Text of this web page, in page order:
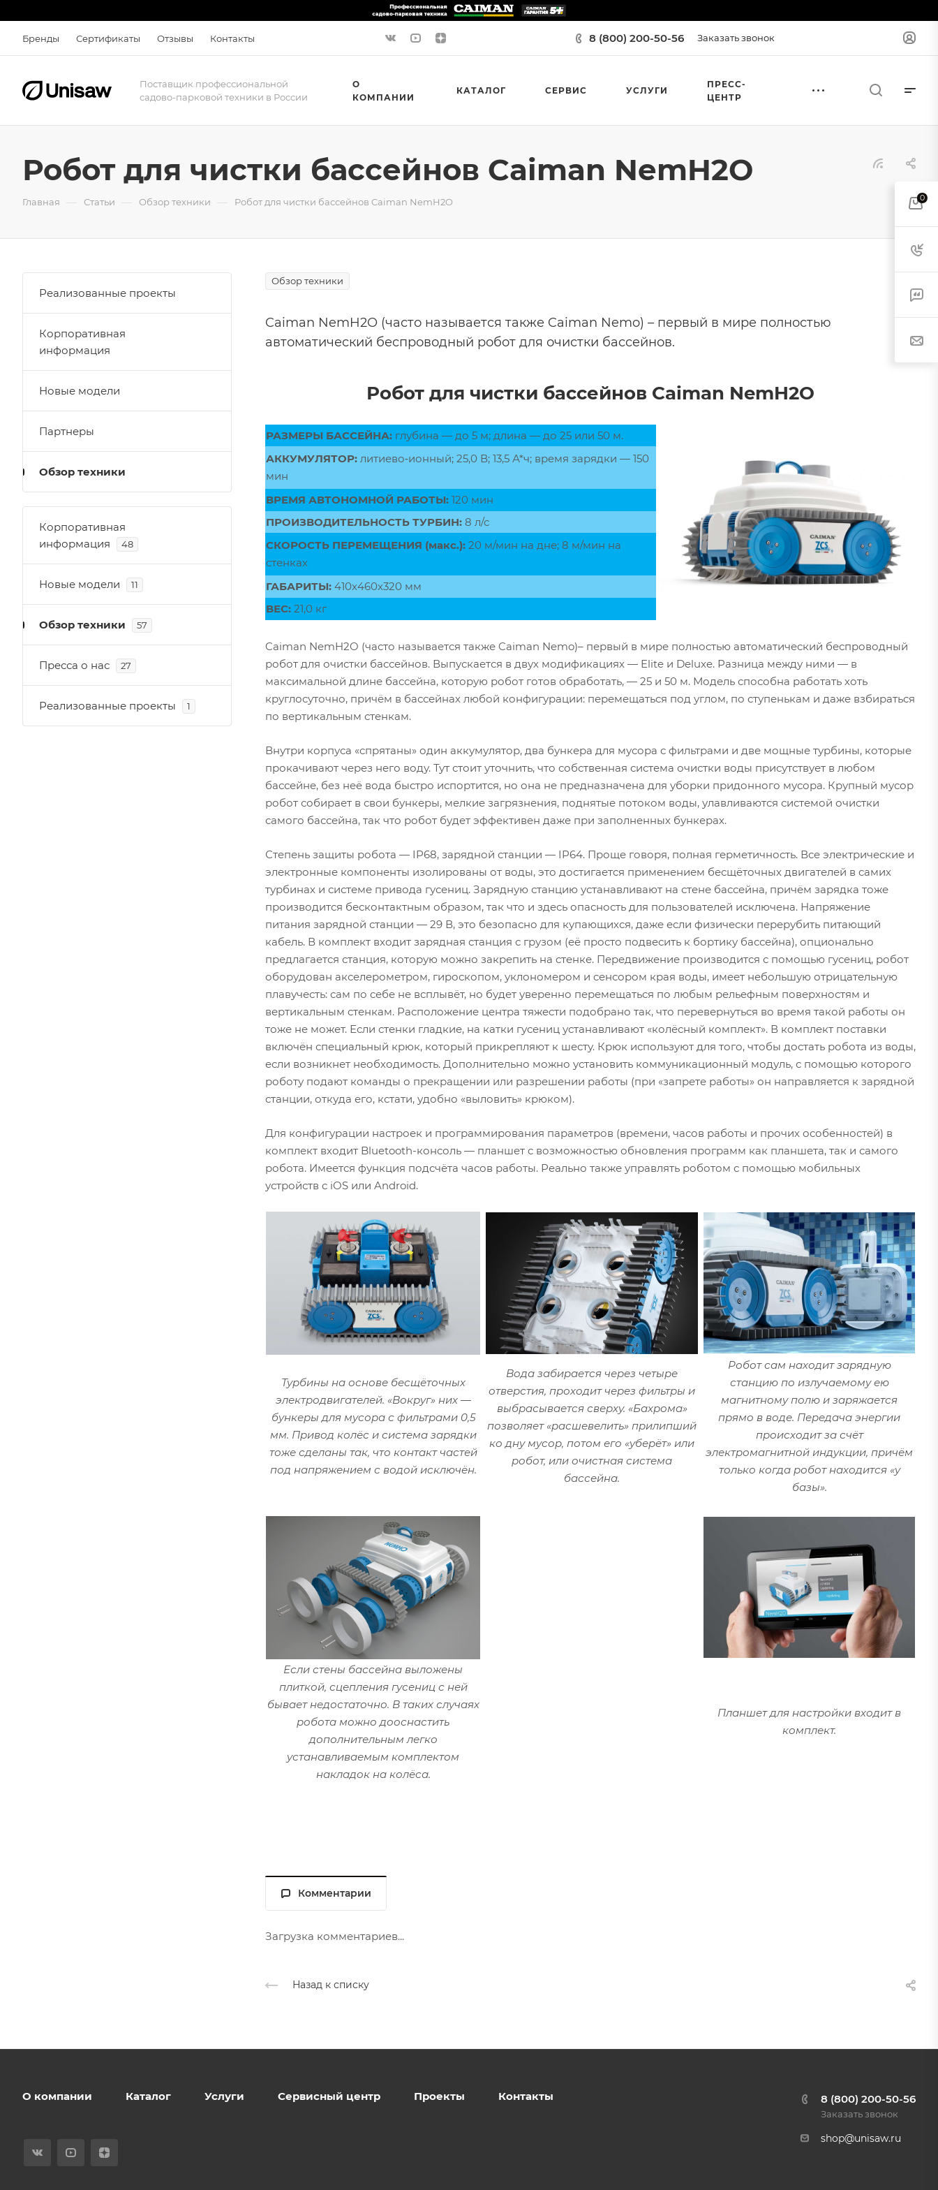
Бренды Сертификаты Отзывы Контакты 8 (800) 200-50-56 Заказать звонок
Поставщик профессиональной
садово-парковой техники в России
О
КОМПАНИИ
КАТАЛОГ СЕРВИС УСЛУГИ
ПРЕСС-
ЦЕНТР
Робот для чистки бассейнов Caiman NemH2O
Главная — Статьи — Обзор техники — Робот для чистки бассейнов Caiman NemH2O
Обзор техники
Caiman NemH2O (часто называется также Caiman Nemo) – первый в мире полностью
автоматический беспроводный робот для очистки бассейнов.
Робот для чистки бассейнов Caiman NemH2O
РАЗМЕРЫ БАССЕЙНА: глубина — до 5 м; длина — до 25 или 50 м.
АККУМУЛЯТОР: литиево‑ионный; 25,0 В; 13,5 А*ч; время зарядки — 150
мин
ВРЕМЯ АВТОНОМНОЙ РАБОТЫ: 120 мин
ПРОИЗВОДИТЕЛЬНОСТЬ ТУРБИН: 8 л/с
СКОРОСТЬ ПЕРЕМЕЩЕНИЯ (макс.): 20 м/мин на дне; 8 м/мин на
стенках
ГАБАРИТЫ: 410х460х320 мм
ВЕС: 21,0 кг
Caiman NemH2O (часто называется также Caiman Nemo)– первый в мире полностью автоматический беспроводный
робот для очистки бассейнов. Выпускается в двух модификациях — Elite и Deluxe. Разница между ними — в
максимальной длине бассейна, которую робот готов обработать, — 25 и 50 м. Модель способна работать хоть
круглосуточно, причём в бассейнах любой конфигурации: перемещаться под углом, по ступенькам и даже взбираться
по вертикальным стенкам.
Внутри корпуса «спрятаны» один аккумулятор, два бункера для мусора с фильтрами и две мощные турбины, которые
прокачивают через него воду. Тут стоит уточнить, что собственная система очистки воды присутствует в любом
бассейне, без неё вода быстро испортится, но она не предназначена для уборки придонного мусора. Крупный мусор
робот собирает в свои бункеры, мелкие загрязнения, поднятые потоком воды, улавливаются системой очистки
самого бассейна, так что робот будет эффективен даже при заполненных бункерах.
Степень защиты робота — IP68, зарядной станции — IP64. Проще говоря, полная герметичность. Все электрические и
электронные компоненты изолированы от воды, это достигается применением бесщёточных двигателей в самих
турбинах и системе привода гусениц. Зарядную станцию устанавливают на стене бассейна, причём зарядка тоже
производится бесконтактным образом, так что и здесь опасность для пользователей исключена. Напряжение
питания зарядной станции — 29 В, это безопасно для купающихся, даже если физически перерубить питающий
кабель. В комплект входит зарядная станция с грузом (её просто подвесить к бортику бассейна), опционально
предлагается станция, которую можно закрепить на стенке. Передвижение производится с помощью гусениц, робот
оборудован акселерометром, гироскопом, уклономером и сенсором края воды, имеет небольшую отрицательную
плавучесть: сам по себе не всплывёт, но будет уверенно перемещаться по любым рельефным поверхностям и
вертикальным стенкам. Расположение центра тяжести подобрано так, что перевернуться во время такой работы он
тоже не может. Если стенки гладкие, на катки гусениц устанавливают «колёсный комплект». В комплект поставки
включён специальный крюк, который прикрепляют к шесту. Крюк используют для того, чтобы достать робота из воды,
если возникнет необходимость. Дополнительно можно установить коммуникационный модуль, с помощью которого
роботу подают команды о прекращении или разрешении работы (при «запрете работы» он направляется к зарядной
станции, откуда его, кстати, удобно «выловить» крюком).
Для конфигурации настроек и программирования параметров (времени, часов работы и прочих особенностей) в
комплект входит Bluetooth-консоль — планшет с возможностью обновления программ как планшета, так и самого
робота. Имеется функция подсчёта часов работы. Реально также управлять роботом с помощью мобильных
устройств с iOS или Android.
Турбины на основе бесщёточных
электродвигателей. «Вокруг» них —
бункеры для мусора с фильтрами 0,5
мм. Привод колёс и система зарядки
тоже сделаны так, что контакт частей
под напряжением с водой исключён.
Вода забирается через четыре
отверстия, проходит через фильтры и
выбрасывается сверху. «Бахрома»
позволяет «расшевелить» прилипший
ко дну мусор, потом его «уберёт» или
робот, или очистная система
бассейна.
Робот сам находит зарядную
станцию по излучаемому ею
магнитному полю и заряжается
прямо в воде. Передача энергии
происходит за счёт
электромагнитной индукции, причём
только когда робот находится «у
базы».
Если стены бассейна выложены
плиткой, сцепления гусениц с ней
бывает недостаточно. В таких случаях
робота можно дооснастить
дополнительным легко
устанавливаемым комплектом
накладок на колёса.
Планшет для настройки входит в
комплект.
Комментарии
Загрузка комментариев...
Назад к списку
Реализованные проекты
Корпоративная
информация
Новые модели
Партнеры
Обзор техники
Корпоративная
информация
48
Новые модели 11
Обзор техники 57
Пресса о нас 27
Реализованные проекты 1
О компании Каталог Услуги Сервисный центр Проекты Контакты 8 (800) 200-50-56
Заказать звонок
shop@unisaw.ru
0